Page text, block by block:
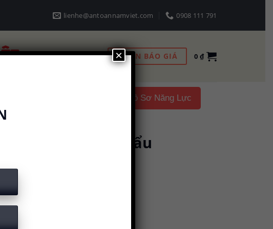
lienhe@antoannamviet.com 0908 111 791
NHẬN BÁO GIÁ 0 ₫
Hồ Sơ Năng Lực
vận hành xe cẩu
×